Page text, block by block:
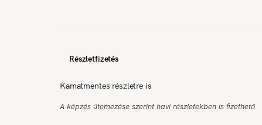
Részletfizetés
Kamatmentes részletre is
A képzés ütemezése szerint havi részletekben is fizethető